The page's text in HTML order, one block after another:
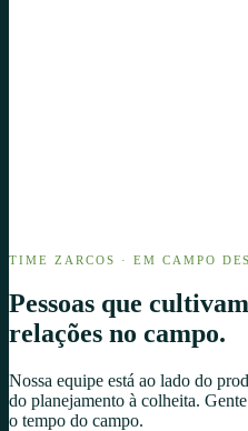
TIME ZARCOS · EM CAMPO
Pessoas que cultivam
relações no campo.
Nossa equipe está ao lado do
do planejamento à colheita.
o tempo do campo.